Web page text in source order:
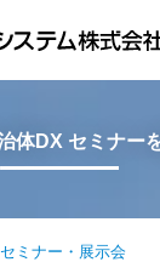
体DX セミナー
セミナー・展示会